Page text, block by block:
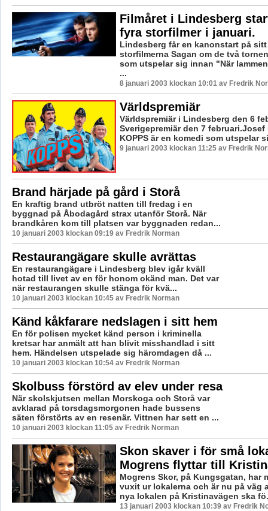
Filmåret i Lindesberg
fyra storfilmer i januari.
Lindesberg får en kanonstart på
storfilmerna Sagan om de två
som utspelar sig innan "När
...
8 januari 2003 klockan 10:01 av Fredrik
Världspremiär
Världspremiär i Lindesberg den 6
Sverigepremiär den 7 februari.Josef
KOPPS är en komedi som utspelar
9 januari 2003 klockan 11:25 av Fredrik
Brand härjade på gård i Storå
En kraftig brand utbröt natten till fredag i en
byggnad på Åbodagård strax utanför Storå. När
brandkåren kom till platsen var byggnaden redan...
10 januari 2003 klockan 09:19 av Fredrik Norman
Restaurangägare skulle avrättas
En restaurangägare i Lindesberg blev igår kväll
hotad till livet av en för honom okänd man. Det var
när restaurangen skulle stänga för kvä...
10 januari 2003 klockan 10:45 av Fredrik Norman
Känd kåkfarare nedslagen i sitt hem
En för polisen mycket känd person i kriminella
kretsar har anmält att han blivit misshandlad i sitt
hem. Händelsen utspelade sig häromdagen då ...
10 januari 2003 klockan 10:54 av Fredrik Norman
Skolbuss förstörd av elev under resa
När skolskjutsen mellan Morskoga och Storå var
avklarad på torsdagsmorgonen hade bussens
säten förstörts av en resenär. Vittnen har sett en ...
10 januari 2003 klockan 11:05 av Fredrik Norman
Skon skaver i för små
Mogrens flyttar till
Mogrens Skor, på Kungsgatan, har
vuxit ur lokalerna och är nu på väg
nya lokalen på Kristinavägen ska
13 januari 2003 klockan 10:39 av Fredrik